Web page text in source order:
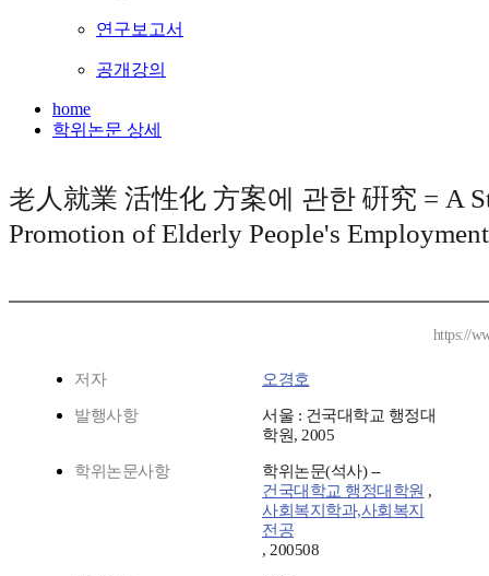
연구보고서
공개강의
home
학위논문 상세
老人就業 活性化 方案에 관한 硏究 = A
Promotion of Elderly People's Employment
https://
저자 오경호
발행사항
서울 : 건국대학교 행정대
학원, 2005
학위논문사항
학위논문(석사) --
건국대학교 행정대학원 ,
사회복지학과,사회복지
전공
, 200508